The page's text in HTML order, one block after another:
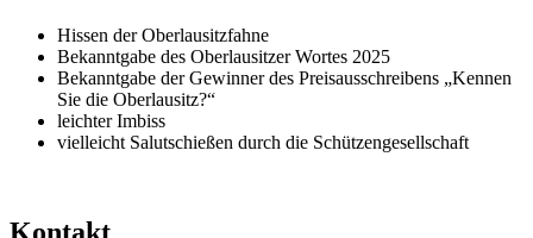
Hissen der Oberlausitzfahne
Bekanntgabe des Oberlausitzer Wortes 2025
Bekanntgabe der Gewinner des Preisausschreibens „Kennen
Sie die Oberlausitz?“
leichter Imbiss
vielleicht Salutschießen durch die Schützengesellschaft